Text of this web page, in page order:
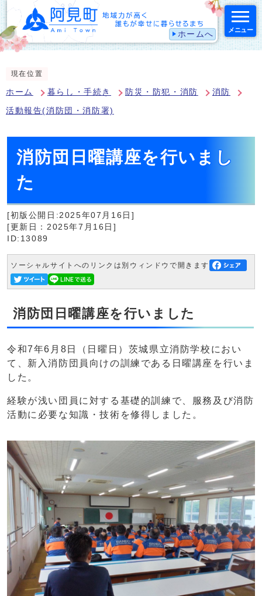
ホームへ メニュー
現在位置
ホーム 暮らし・手続き 防災・防犯・消防 消防
活動報告(消防団・消防署)
消防団日曜講座を行いまし
た
[初版公開日:2025年07月16日]
[更新日：2025年7月16日]
ID:13089
ソーシャルサイトへのリンクは別ウィンドウで開きます
消防団日曜講座を行いました
令和7年6月8日（日曜日）茨城県立消防学校におい
て、新入消防団員向けの訓練である日曜講座を行いま
した。
経験が浅い団員に対する基礎的訓練で、服務及び消防
活動に必要な知識・技術を修得しました。